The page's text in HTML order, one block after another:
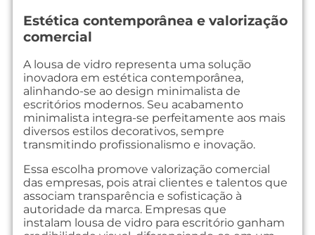
Estética contemporânea e valorização
comercial
A lousa de vidro representa uma solução
inovadora em estética contemporânea,
alinhando-se ao design minimalista de
escritórios modernos. Seu acabamento
minimalista integra-se perfeitamente aos mais
diversos estilos decorativos, sempre
transmitindo profissionalismo e inovação.
Essa escolha promove valorização comercial
das empresas, pois atrai clientes e talentos que
associam transparência e sofisticação à
autoridade da marca. Empresas que
instalam lousa de vidro para escritório ganham